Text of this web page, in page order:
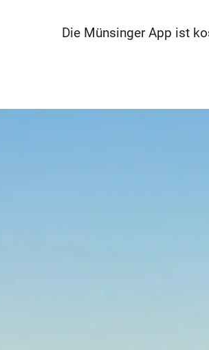
Die Münsinger App ist